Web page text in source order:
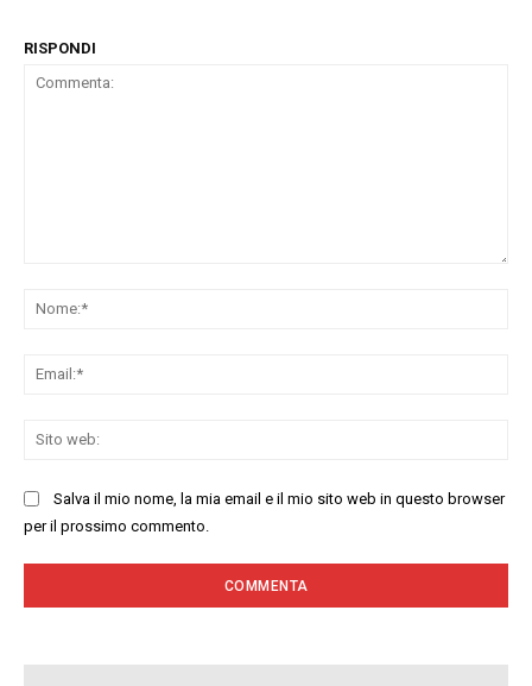
RISPONDI
Salva il mio nome, la mia email e il mio sito web in questo browser
per il prossimo commento.